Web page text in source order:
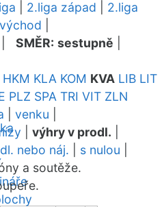
2.liga západ
2.liga
SMĚR: sestupně
HKM KLA KOM KVA LIB LIT
PLZ SPA TRI VIT ZLN
venku
výhry v prodl.
nebo náj. s nulou
a soutěže.